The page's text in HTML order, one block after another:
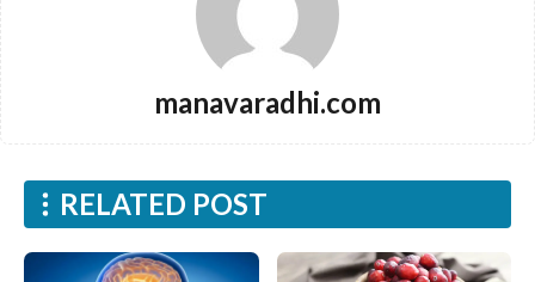
manavaradhi.com
RELATED POST